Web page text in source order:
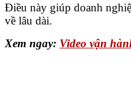
Điều này giúp doanh
về lâu dài.
Xem ngay: Video vận